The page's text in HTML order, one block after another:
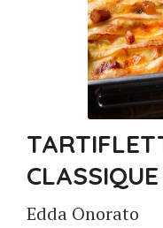
CLASSIQUE
Edda Onorato